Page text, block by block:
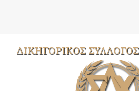
ΔΙΚΗΓΟΡΙΚΟΣ ΣΥΛΛΟΓΟΣ